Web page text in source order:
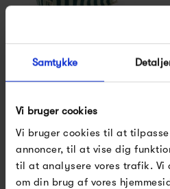
Samtykke
Vi bruger cookies
Vi bruger cookies til at
annoncer, til at vise dig
til at analysere vores trafik. Vi
om din brug af vores
Foam &...
375,00 kr